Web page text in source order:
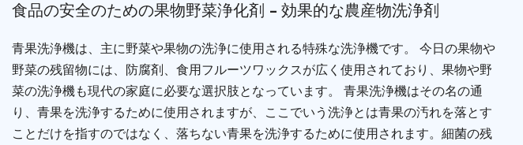
食品の安全のための果物野菜浄化剤 - 効果的な農産物洗浄剤
青果洗浄機は、主に野菜や果物の洗浄に使用される特殊な洗浄機です。 今日の果物や
野菜の残留物には、防腐剤、食用フルーツワックスが広く使用されており、果物や野
菜の洗浄機も現代の家庭に必要な選択肢となっています。 青果洗浄機はその名の通
り、青果を洗浄するために使用されますが、ここでいう洗浄とは青果の汚れを落とす
ことだけを指すのではなく、落ちない青果を洗浄するために使用されます。細菌の残